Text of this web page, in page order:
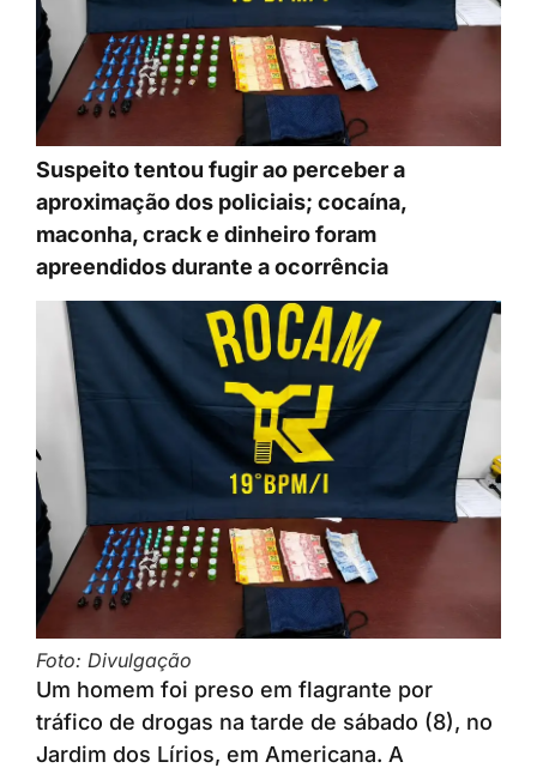
Suspeito tentou fugir ao perceber a
aproximação dos policiais; cocaína,
maconha, crack e dinheiro foram
apreendidos durante a ocorrência
Foto: Divulgação
Um homem foi preso em flagrante por
tráfico de drogas na tarde de sábado (8), no
Jardim dos Lírios, em Americana. A